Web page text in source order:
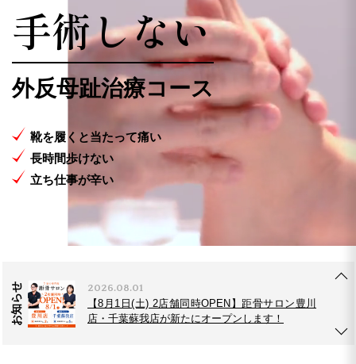
手術しない
外反母趾治療コース
靴を履くと当たって痛い
長時間歩けない
立ち仕事が辛い
お知らせ
2026.07.17
【キョコまちVol.6】国宝級！輝くドラゴン櫻と
癒しのマドンナ 距骨サロン松本店
2026.07.21
【新発表】距骨が進化！歩き方が見える「TBTI
歩行診断」を公開。
2026.08.01
【8月1日(土) 2店舗同時OPEN】距骨サロン豊川
店・千葉蘇我店が新たにオープンします！